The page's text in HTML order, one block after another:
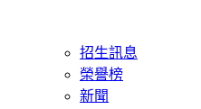
招生訊息
榮譽榜
新聞